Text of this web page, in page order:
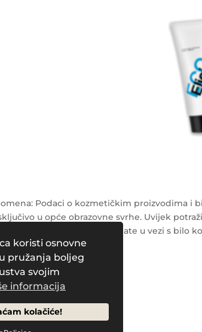
koristi osnovne
pružanja boljeg
svojim
informacija
kolačiće!
Podaci o kozmetičkim proizvodima i
u opće obrazovne svrhe. Uvijek
o svim pitanjima koja imate u vezi s bilo
byPleasure Magazines